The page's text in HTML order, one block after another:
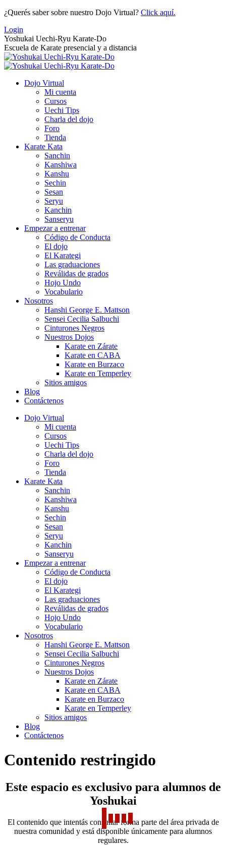
Saltar
contenido
¿Querés saber sobre nuestro Dojo Virtual? Click aquí.
Login
Yoshukai Uechi-Ryu Karate-Do
Escuela de Karate presencial y a distancia
Dojo Virtual
Mi cuenta
Cursos
Uechi Tips
Charla del dojo
Foro
Tienda
Karate Kata
Sanchin
Kanshiwa
Kanshu
Sechin
Sesan
Seryu
Kanchin
Sanseryu
Empezar a entrenar
Código de Conducta
El dojo
El Karategi
Las graduaciones
Reválidas de grados
Hojo Undo
Vocabulario
Nosotros
Hanshi George E. Mattson
Sensei Cecilia Salbuchi
Cinturones Negros
Nuestros Dojos
Karate en Zárate
Karate en CABA
Karate en Burzaco
Karate en Temperley
Sitios amigos
Blog
Contáctenos
Dojo Virtual
Mi cuenta
Cursos
Uechi Tips
Charla del dojo
Foro
Tienda
Karate Kata
Sanchin
Kanshiwa
Kanshu
Sechin
Sesan
Seryu
Kanchin
Sanseryu
Empezar a entrenar
Código de Conducta
El dojo
El Karategi
Las graduaciones
Reválidas de grados
Hojo Undo
Vocabulario
Nosotros
Hanshi George E. Mattson
Sensei Cecilia Salbuchi
Cinturones Negros
Nuestros Dojos
Karate en Zárate
Karate en CABA
Karate en Burzaco
Karate en Temperley
Sitios amigos
Blog
Contáctenos
Contenido restringido
Este espacio es exclusivo para alumnos de
Yoshukai
El contenido que intentás consultar forma parte del área privada de
nuestra comunidad y está disponible únicamente para alumnos
regulares.